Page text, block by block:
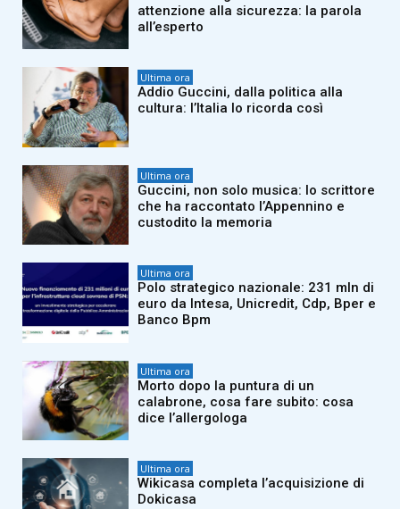
attenzione alla sicurezza: la parola
all’esperto
Ultima ora
Addio Guccini, dalla politica alla
cultura: l’Italia lo ricorda così
Ultima ora
Guccini, non solo musica: lo scrittore
che ha raccontato l’Appennino e
custodito la memoria
Ultima ora
Polo strategico nazionale: 231 mln di
euro da Intesa, Unicredit, Cdp, Bper e
Banco Bpm
Ultima ora
Morto dopo la puntura di un
calabrone, cosa fare subito: cosa
dice l’allergologa
Ultima ora
Wikicasa completa l’acquisizione di
Dokicasa